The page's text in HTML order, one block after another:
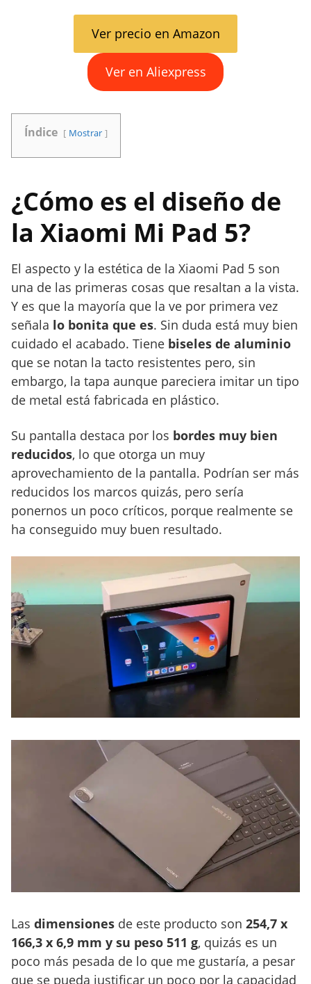
Ver precio en Amazon
Ver en Aliexpress
Índice Mostrar
¿Cómo es el diseño de
la Xiaomi Mi Pad 5?
El aspecto y la estética de la Xiaomi Pad 5 son
una de las primeras cosas que resaltan a la vista.
Y es que la mayoría que la ve por primera vez
señala lo bonita que es. Sin duda está muy bien
cuidado el acabado. Tiene biseles de aluminio
que se notan la tacto resistentes pero, sin
embargo, la tapa aunque pareciera imitar un tipo
de metal está fabricada en plástico.
Su pantalla destaca por los bordes muy bien
reducidos, lo que otorga un muy
aprovechamiento de la pantalla. Podrían ser más
reducidos los marcos quizás, pero sería
ponernos un poco críticos, porque realmente se
ha conseguido muy buen resultado.
Las dimensiones de este producto son 254,7 x
166,3 x 6,9 mm y su peso 511 g, quizás es un
poco más pesada de lo que me gustaría, a pesar
que se pueda justificar un poco por la capacidad